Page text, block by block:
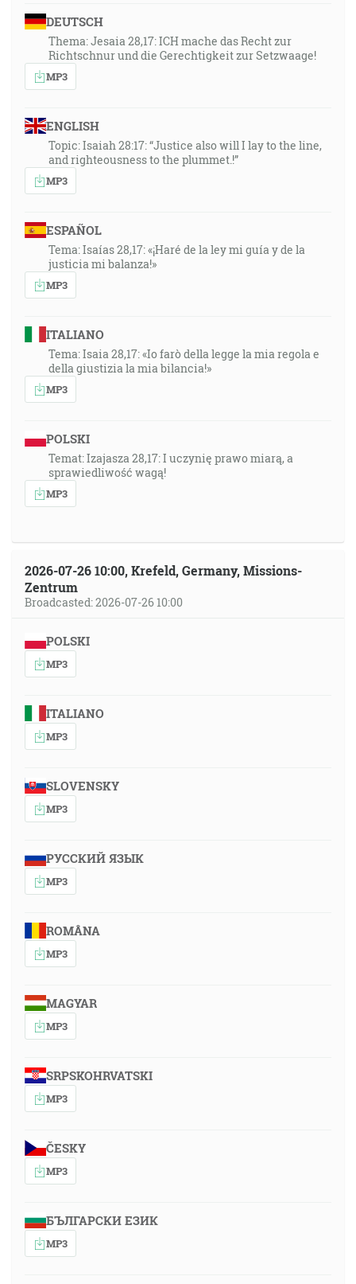
DEUTSCH
Thema: Jesaia 28,17: ICH mache das Recht zur
Richtschnur und die Gerechtigkeit zur Setzwaage!
MP3
ENGLISH
Topic: Isaiah 28:17: “Justice also will I lay to the line,
and righteousness to the plummet.!”
MP3
ESPAÑOL
Tema: Isaías 28,17: «¡Haré de la ley mi guía y de la
justicia mi balanza!»
MP3
ITALIANO
Tema: Isaia 28,17: «Io farò della legge la mia regola e
della giustizia la mia bilancia!»
MP3
POLSKI
Temat: Izajasza 28,17: I uczynię prawo miarą, a
sprawiedliwość wagą!
MP3
2026-07-26 10:00, Krefeld, Germany, Missions-
Zentrum
Broadcasted: 2026-07-26 10:00
POLSKI
MP3
ITALIANO
MP3
SLOVENSKY
MP3
РУССКИЙ ЯЗЫК
MP3
ROMÂNA
MP3
MAGYAR
MP3
SRPSKOHRVATSKI
MP3
ČESKY
MP3
БЪЛГАРСКИ ЕЗИК
MP3